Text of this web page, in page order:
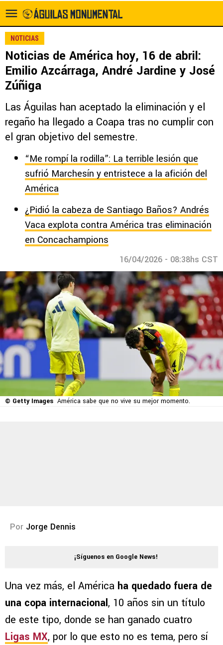
NOTICIAS
Noticias de América hoy, 16 de abril:
Emilio Azcárraga, André Jardine y José
Zúñiga
Las Águilas han aceptado la eliminación y el
regaño ha llegado a Coapa tras no cumplir con
el gran objetivo del semestre.
“Me rompí la rodilla”: La terrible lesión que
sufrió Marchesín y entristece a la afición del
América
¿Pidió la cabeza de Santiago Baños? Andrés
Vaca explota contra América tras eliminación
en Concachampions
16/04/2026 - 08:38hs CST
© Getty Images América sabe que no vive su mejor momento.
Por Jorge Dennis
¡Síguenos en Google News!
Una vez más, el América ha quedado fuera de
una copa internacional, 10 años sin un título
de este tipo, donde se han ganado cuatro
Ligas MX, por lo que esto no es tema, pero sí